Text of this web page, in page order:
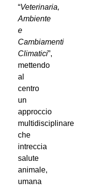
“Veterinaria,
Ambiente
e
Cambiamenti
Climatici”,
mettendo
al
centro
un
approccio
multidisciplinare
che
intreccia
salute
animale,
umana